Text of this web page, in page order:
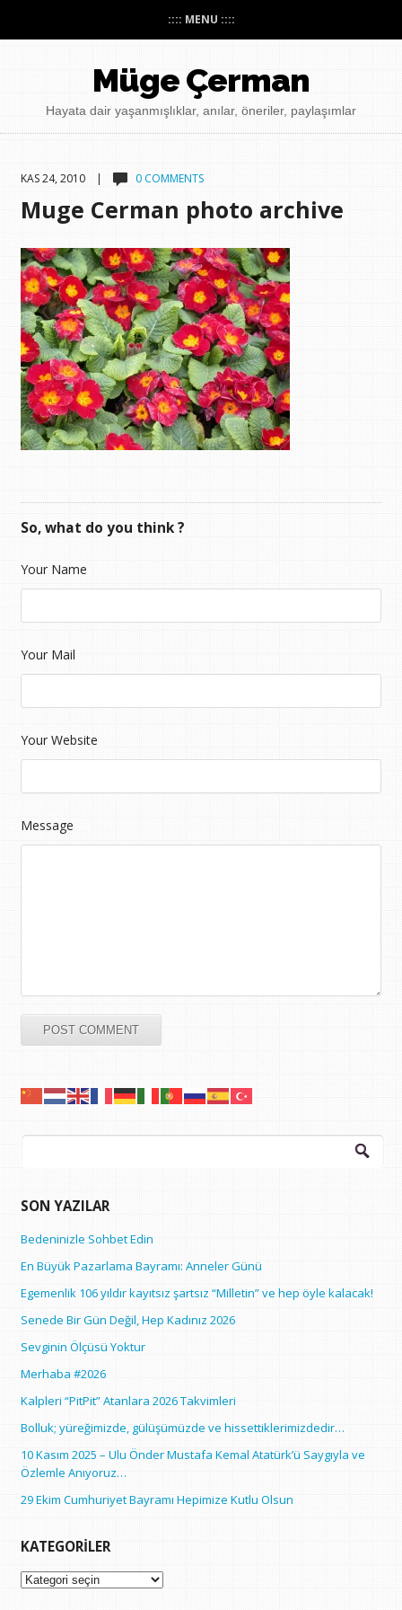
:::: MENU ::::
Müge Çerman
Hayata dair yaşanmışlıklar, anılar, öneriler, paylaşımlar
KAS 24, 2010 | 0 COMMENTS
Muge Cerman photo archive
So, what do you think ?
Your Name
Your Mail
Your Website
Message
Arama:
SON YAZILAR
Bedeninizle Sohbet Edin
En Büyük Pazarlama Bayramı: Anneler Günü
Egemenlik 106 yıldır kayıtsız şartsız “Milletin” ve hep öyle kalacak!
Senede Bir Gün Değil, Hep Kadınız 2026
Sevginin Ölçüsü Yoktur
Merhaba #2026
Kalpleri “PitPit” Atanlara 2026 Takvimleri
Bolluk; yüreğimizde, gülüşümüzde ve hissettiklerimizdedir…
10 Kasım 2025 – Ulu Önder Mustafa Kemal Atatürk’ü Saygıyla ve
Özlemle Anıyoruz…
29 Ekim Cumhuriyet Bayramı Hepimize Kutlu Olsun
KATEGORILER
Kategoriler